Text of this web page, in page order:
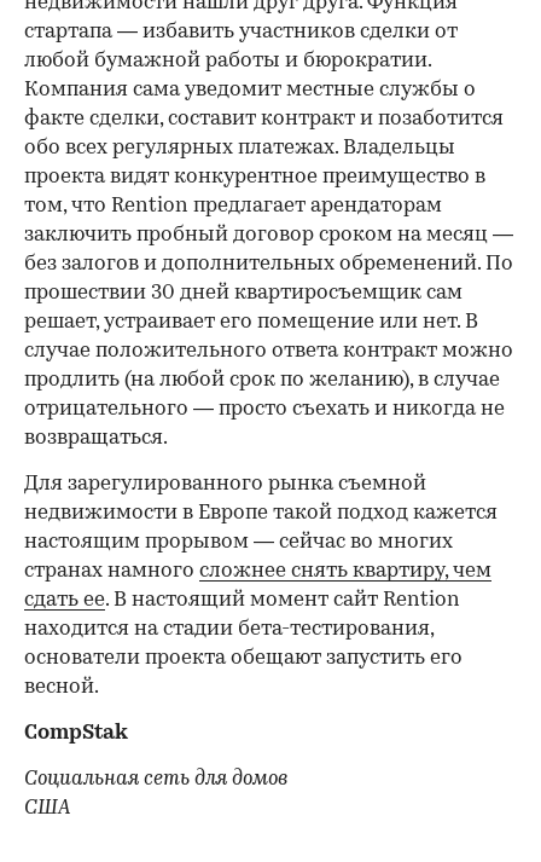
стартапа — избавить участников сделки от
любой бумажной работы и бюрократии.
Компания сама уведомит местные службы о
факте сделки, составит контракт и позаботится
обо всех регулярных платежах. Владельцы
проекта видят конкурентное преимущество в
том, что Rention предлагает арендаторам
заключить пробный договор сроком на месяц —
без залогов и дополнительных обременений. По
прошествии 30 дней квартиросъемщик сам
решает, устраивает его помещение или нет. В
случае положительного ответа контракт можно
продлить (на любой срок по желанию), в случае
отрицательного — просто съехать и никогда не
возвращаться.
Для зарегулированного рынка съемной
недвижимости в Европе такой подход кажется
настоящим прорывом — сейчас во многих
странах намного сложнее снять квартиру, чем
сдать ее. В настоящий момент сайт Rention
находится на стадии бета-тестирования,
основатели проекта обещают запустить его
весной.
СompStak
Социальная сеть для домов
США